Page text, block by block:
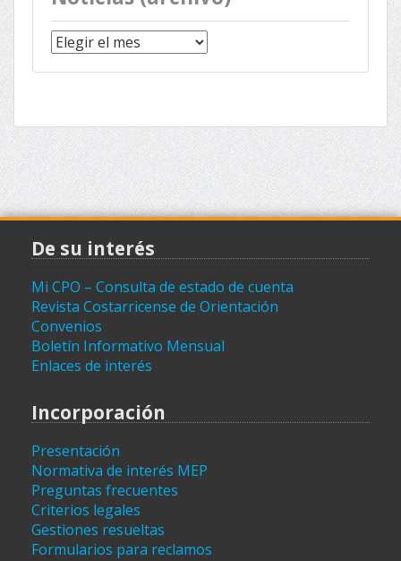
Noticias
(archivo)
De su interés
Mi CPO – Consulta de estado de cuenta
Revista Costarricense de Orientación
Convenios
Boletín Informativo Mensual
Enlaces de interés
Incorporación
Presentación
Normativa de interés MEP
Preguntas frecuentes
Criterios legales
Gestiones resueltas
Formularios para reclamos